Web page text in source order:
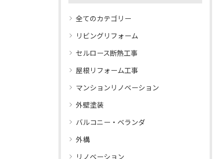
全てのカテゴリー
リビングリフォーム
セルロース断熱工事
屋根リフォーム工事
マンションリノベーション
外壁塗装
バルコニー・ベランダ
外構
リノベーション